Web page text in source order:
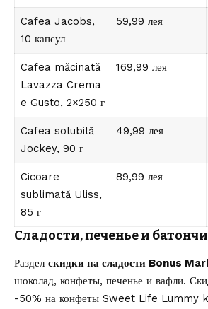
Cafea Jacobs,
10 капсул
59,99 лея
Cafea măcinată
Lavazza Crema
e Gusto, 2×250 г
169,99 лея
Cafea solubilă
Jockey, 90 г
49,99 лея
Cicoare
sublimată Uliss,
85 г
89,99 лея
Сладости, печенье и
Раздел скидки на сладости Bonus
шоколад, конфеты, печенье и вафли.
-50% на конфеты Sweet Life Lummy